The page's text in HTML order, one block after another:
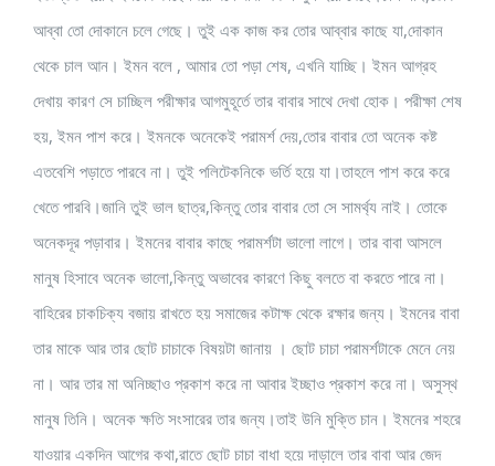
আব্বা তো দোকানে চলে গেছে। তুই এক কাজ কর তোর আব্বার কাছে যা,দোকান
থেকে চাল আন। ইমন বলে , আমার তো পড়া শেষ, এখনি যাচ্ছি। ইমন আগ্রহ
দেখায় কারণ সে চাচ্ছিল পরীক্ষার আগমুহূর্তে তার বাবার সাথে দেখা হোক। পরীক্ষা শেষ
হয়, ইমন পাশ করে। ইমনকে অনেকেই পরামর্শ দেয়,তোর বাবার তো অনেক কষ্ট
এতবেশি পড়াতে পারবে না। তুই পলিটেকনিকে ভর্তি হয়ে যা।তাহলে পাশ করে করে
খেতে পারবি।জানি তুই ভাল ছাত্র,কিন্তু তোর বাবার তো সে সামর্থ্য নাই। তোকে
অনেকদূর পড়াবার। ইমনের বাবার কাছে পরামর্শটা ভালো লাগে। তার বাবা আসলে
মানুষ হিসাবে অনেক ভালো,কিন্তু অভাবের কারণে কিছু বলতে বা করতে পারে না।
বাহিরের চাকচিক্য বজায় রাখতে হয় সমাজের কটাক্ষ থেকে রক্ষার জন্য। ইমনের বাবা
তার মাকে আর তার ছোট চাচাকে বিষয়টা জানায় । ছোট চাচা পরামর্শটাকে মেনে নেয়
না। আর তার মা অনিচ্ছাও প্রকাশ করে না আবার ইচ্ছাও প্রকাশ করে না। অসুস্থ
মানুষ তিনি। অনেক ক্ষতি সংসারের তার জন্য।তাই উনি মুক্তি চান। ইমনের শহরে
যাওয়ার একদিন আগের কথা,রাতে ছোট চাচা বাধা হয়ে দাড়ালে তার বাবা আর জেদ